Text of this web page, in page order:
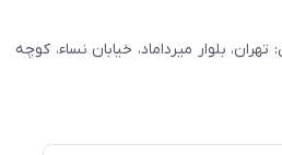
بلوار میرداماد، خیابان نساء، کوچه